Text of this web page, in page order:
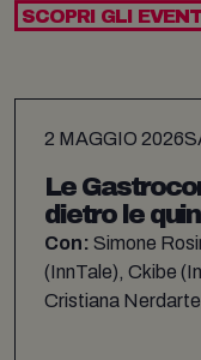
SCOPRI GLI
2 MAGGIO 2026
Le
dietro le
Con: Simone
(InnTale), Ckibe
Cristiana